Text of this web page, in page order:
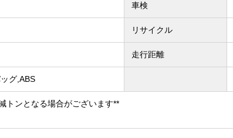
車検
リサイクル
走行距離
グ,ABS
トンとなる場合がございます**